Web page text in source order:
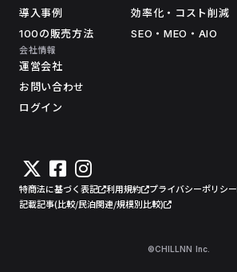
導入事例
100の販売方法
効率化・コスト削減
SEO・MEO・AIO
会社情報
運営会社
お問い合わせ
ログイン
特商法に基づく表記 利用規約
プライバシーポリシー
記載記事(比較/民泊関連/規模別比較)
©CHILLNN Inc.